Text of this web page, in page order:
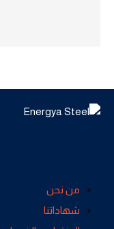
من نحن
شهاداتنا